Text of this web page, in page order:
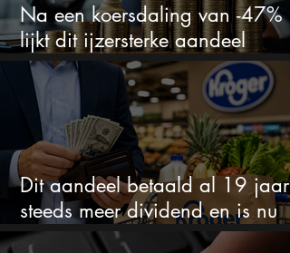
Na een koersdaling van -47%
lijkt dit ijzersterke aandeel
aantrekkelijker dan ooit
Dit aandeel betaald al 19 jaar
steeds meer dividend en is nu
goedkoop